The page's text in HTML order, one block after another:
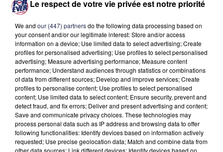
soumis à l’avis des habitants :"Un débat existe entre les
l’instar des éditions 2021 et 2022, ou en centre-ville sur
plusieurs sites, comme cela était le cas avant la crise
sanitaire, mais désormais sur un périmètre différent et plus
étendu"explique la municipalité, avant de préciser que les
deux formules présentent des scénarios différents en
matière de capacité d’accueil des publics et des stands, de
programmation artistique, de sécurisation des sites, de
circulation ou encore de budget.
Le respect de votre vie privée est notre priorité
We and our (447) partnersdo the following data processing based on
your consent and/or our legitimate interest: Store and/or access
information on a device; Use limited data to select advertising; Create
profiles for personalised advertising; Use profiles to select personalised
advertising; Measure advertising performance; Measure content
performance; Understand audiences through statistics or combinations
of data from different sources; Develop and improve services; Create
profiles to personalise content; Use profiles to select personalised
content; Use limited data to select content; Ensure security, prevent and
detect fraud, and fix errors; Deliver and present advertising and content;
Save and communicate privacy choices. These technologies may
process personal data such as IP address and browsing data to offer
following functionalities: Identify devices based on information actively
requested; Use precise geolocation data; Match and combine data from
other data sources; Link different devices; Identify devices based on